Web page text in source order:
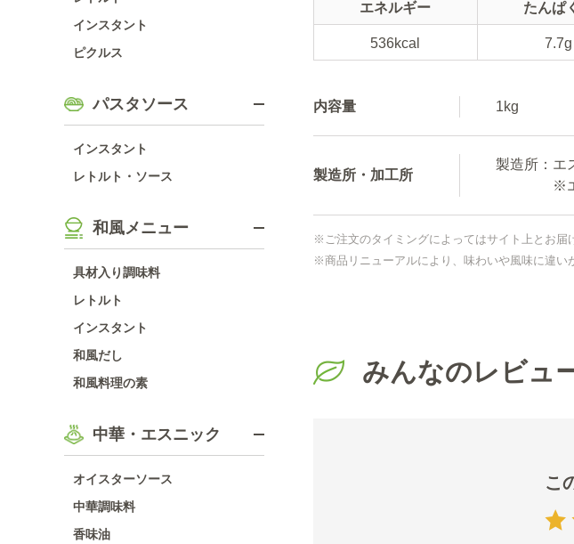
インスタント
ピクルス
パスタソース
インスタント
レトルト・ソース
和風メニュー
具材入り調味料
レトルト
インスタント
和風だし
和風料理の素
中華・エスニック
オイスターソース
中華調味料
香味油
エネルギー
536kcal
たんぱ
7.7g
内容量 1kg
製造所・加工所
製造所：エ
※エスビ
※ご注文のタイミングによってはサイト上とお届
※商品リニューアルにより、味わいや風味に違い
みんなのレビュ